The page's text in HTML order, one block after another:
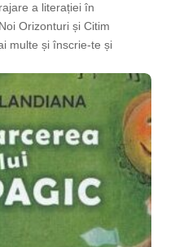
a literației în
Orizonturi și Citim
multe și înscrie-te și